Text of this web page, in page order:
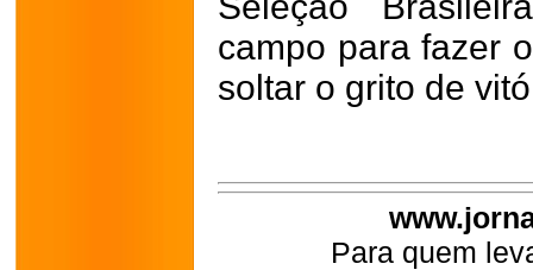
campo para fazer
soltar o grito de
Para quem